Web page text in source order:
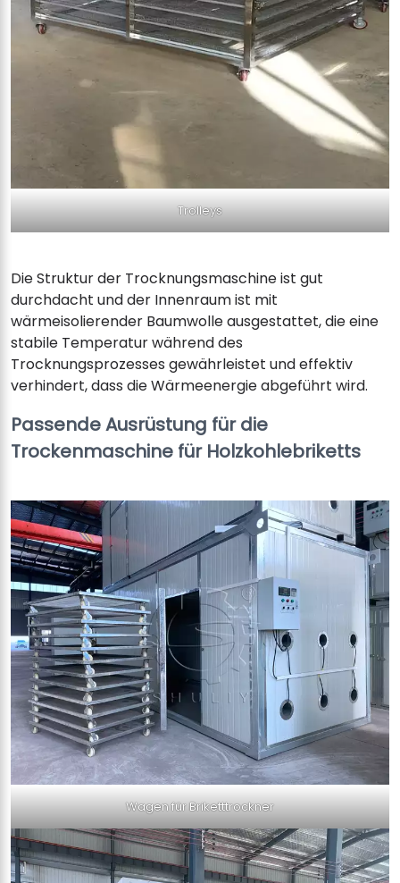
Trolleys
Die Struktur der Trocknungsmaschine ist gut
durchdacht und der Innenraum ist mit
wärmeisolierender Baumwolle ausgestattet, die eine
stabile Temperatur während des
Trocknungsprozesses gewährleistet und effektiv
verhindert, dass die Wärmeenergie abgeführt wird.
Passende Ausrüstung für die
Trockenmaschine für Holzkohlebriketts
Wagen für Briketttrockner